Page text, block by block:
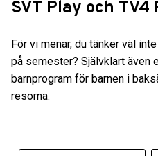
SVT Play och TV4
För vi menar, du tänker väl
på semester? Självklart även
barnprogram för barnen i
resorna.